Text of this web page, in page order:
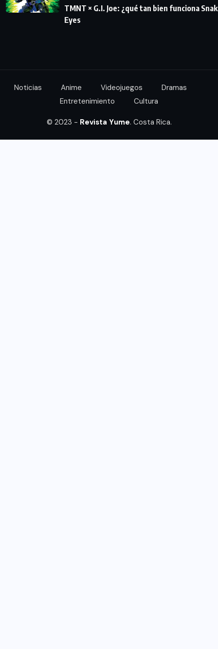
TMNT × G.I. Joe: ¿qué tan bien funciona
Eyes
Noticias Anime Videojuegos
Dramas
Entretenimiento
Cultura
© 2023 - Revista Yume. Costa Rica.